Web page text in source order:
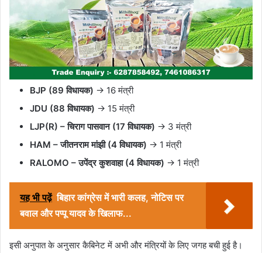
BJP (89 विधायक) → 16 मंत्री
JDU (88 विधायक) → 15 मंत्री
LJP(R) – चिराग पासवान (17 विधायक) → 3 मंत्री
HAM – जीतनराम मांझी (4 विधायक) → 1 मंत्री
RALOMO – उपेंद्र कुशवाहा (4 विधायक) → 1 मंत्री
यह भी पढ़ें बिहार कांग्रेस में भारी कलह, नोटिस पर
बवाल और पप्पू यादव के खिलाफ...
इसी अनुपात के अनुसार कैबिनेट में अभी और मंत्रियों के लिए जगह बची हुई है।